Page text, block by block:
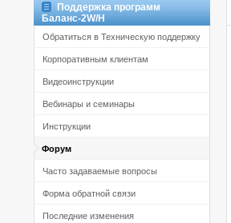
Поддержка программ
Баланс-2W/Н
Обратиться в Техническую поддержку
Корпоративным клиентам
Видеоинструкции
Вебинары и семинары
Инструкции
Форум
Часто задаваемые вопросы
Форма обратной связи
Последние изменения